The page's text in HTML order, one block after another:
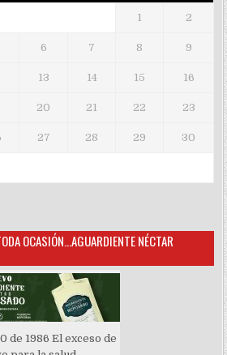
1 2
6 7 8 9
13 14 15 16
20 21 22 23
27 28 29 30
OCASIÓN…AGUARDIENTE NÉCTAR
de 1986 El exceso de